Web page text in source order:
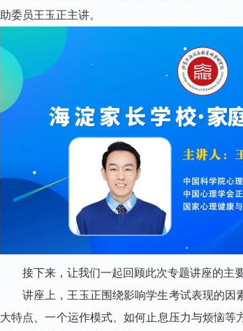
助委员王玉正主讲。
接下来，让我们一起回顾此次专题讲座的主
讲座上，王玉正围绕影响学生考试表现的因
大特点、一个运作模式、如何止息压力与烦恼等